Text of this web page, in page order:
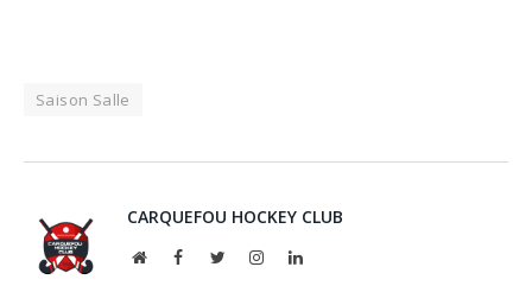
Saison Salle
CARQUEFOU HOCKEY CLUB
WebsiteFacebookTwitterInstagramLinkedIn